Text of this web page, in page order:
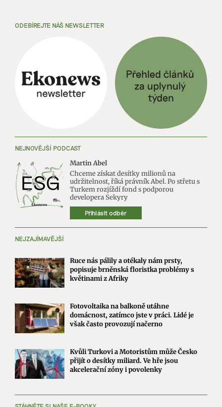
ODEBÍREJTE NÁŠ NEWSLETTER
NEJNOVĚJŠÍ PODCAST
Martin Abel
Chceme získat desítky milionů na
udržitelnost, říká právník Abel. Po střetu s
Turkem rozjíždí fond s podporou
developera Sekyry
Přihlásit odběr
NEJZAJÍMAVĚJŠÍ
Ruce nás pálily a otékaly nám prsty,
popisuje brněnská floristka problémy s
květinami z Afriky
Fotovoltaika na balkoně utáhne
domácnost, zatímco jste v práci. Lidé je
však často provozují načerno
Kvůli Turkovi a Motoristům může Česko
přijít o desítky miliard. Ve hře jsou
akcelerační zóny i povolenky